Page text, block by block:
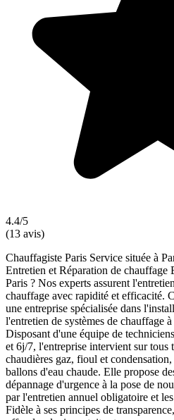
4.4/5
(13 avis)
Chauffagiste Paris Service située à
Entretien et Réparation de chauffage
Paris ? Nos experts assurent
chauffage avec rapidité et efficacité.
une entreprise spécialisée dans
l'entretien de systèmes de chauffage
Disposant d'une équipe de
et 6j/7, l'entreprise intervient sur tous
chaudières gaz, fioul et
ballons d'eau chaude. Elle propose
dépannage d'urgence à la pose de
par l'entretien annuel obligatoire et
Fidèle à ses principes de